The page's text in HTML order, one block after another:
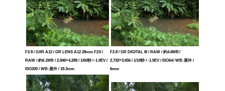
F2.8 / GXR A12 / GR LENS A12 28mm F2.5 /
RAW / 約6.1MB / 2,846×4,288 / 1/60秒 / -1.0EV /
ISO200 / WB:屋外 / 18.3mm
F2.8 / GR DIGITAL III / RAW / 約4.6MB /
2,732×3,656 / 1/18秒 / -1.0EV / ISO64 / WB:屋外 /
6mm